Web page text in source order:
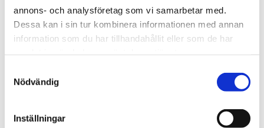
annons- och analysföretag som vi samarbetar med.
Dessa kan i sin tur kombinera informationen med annan
information som du har tillhandahållit eller som de har
Nödvändig
Inställningar
Arbetsmiljöutbildning Karlskrona vänder sig till
arbetsgivare, chefer, arbetsledare, skyddsombud och
arbetare som i sin yrkesroll har behov av kunskap om
utbildning som passar alla branscher, tjänstemän som
dagar).ELBAM Erbjuds även